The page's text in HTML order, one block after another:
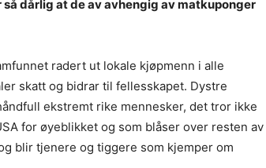
dårlig at de av avhengig av matkuponger
radert ut lokale kjøpmenn i alle
skatt og bidrar til fellesskapet. Dystre
ekstremt rike mennesker, det tror ikke
for øyeblikket og som blåser over resten av
blir tjenere og tiggere som kjemper om